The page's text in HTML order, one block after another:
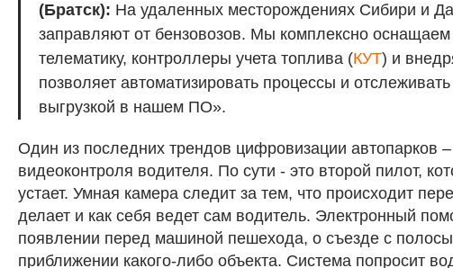
(Братск): На удаленных месторождениях Сибири и
заправляют от бензовозов. Мы комплексно
телематику, контроллеры учета топлива (КУТ) и
позволяет автоматизировать процессы и
выгрузкой в нашем ПО».
Один из последних трендов цифровизации автопарков –
видеоконтроля водителя. По сути - это второй пилот,
устает. Умная камера следит за тем, что происходит
делает и как себя ведет сам водитель. Электронный
появлении перед машиной пешехода, о съезде с
приближении какого-либо объекта. Система попросит